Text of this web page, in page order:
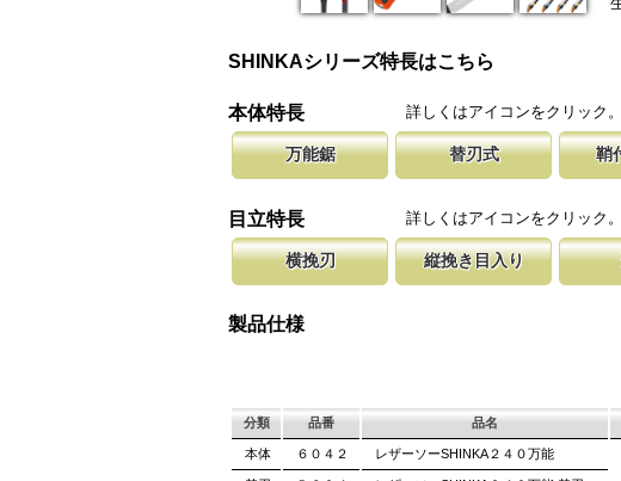
SHINKAシリーズ特長はこちら
本体特長 詳しくはアイコンをクリック。
万能鋸
プまで切断が可能なタイプです。 商品記載の適用材を
確認ください。
替刃式
します。 鋸刃のマーキング（右下）に替刃品番を
しています。
鞘
果樹園、型枠作業など野
ております。
目立特長 詳しくはアイコンをクリック。
横挽刃
になっています。 横挽刃を縦挽に使用すると、けっし
縦挽き目入り
のかきだしを助け、良好な切れ味を発揮します。
製品仕様
分類 品番 品名
本体 ６０４２
レザーソーSHINKA２４０万能